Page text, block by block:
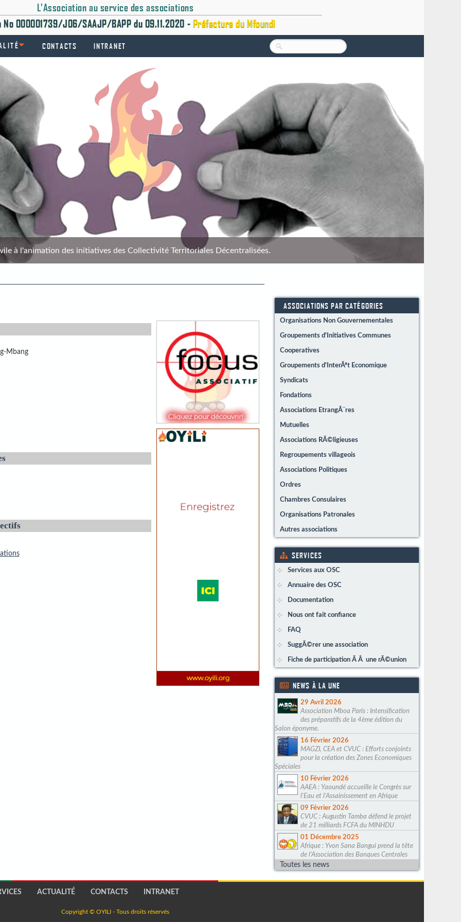
L'Association au service des associations
000001739/J06/SAAJP/BAPP du 09.11.2020 - Préfecture du Mfoundi
CONTACTS INTRANET
à l'animation des initiatives des Collectivité Territoriales Décentralisées.
Mbang
ASSOCIATIONS PAR CATÉGORIES
Organisations Non Gouvernementales
Groupements d'Initiatives Communes
Cooperatives
Groupements d'InterÃªt Economique
Syndicats
Fondations
Associations EtrangÃ¨res
Mutuelles
Associations RÃ©ligieuses
Regroupements villageois
Associations Politiques
Ordres
Chambres Consulaires
Organisations Patronales
Autres associations
SERVICES
Services aux OSC
Annuaire des OSC
Documentation
Nous ont fait confiance
FAQ
SuggÃ©rer une association
Fiche de participation Ã Â une rÃ©union
NEWS À LA UNE
29 Avril 2026
Association Mboa Paris : Intensification
des préparatifs de la 4ème édition du
Salon éponyme.
16 Février 2026
MAGZI, CEA et CVUC : Efforts conjoints
pour la création des Zones Economiques
Spéciales
10 Février 2026
AAEA : Yaoundé accueille le Congrès sur
l'Eau et l'Assainissement en Afrique
09 Février 2026
CVUC : Augustin Tamba défend le projet
de 21 milliards FCFA du MINHDU
01 Décembre 2025
Afrique : Yvon Sana Bangui prend la tête
de l’Association des Banques Centrales
Toutes les news
ACTUALITÉ CONTACTS INTRANET
Copyright © OYILI - Tous droits réservés